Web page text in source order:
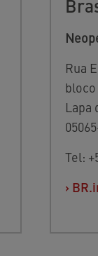
Rua
bloco
Lapa
Tel:
›